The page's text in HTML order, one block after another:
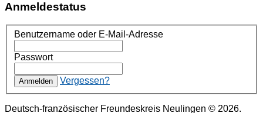
Anmeldestatus
Benutzername oder E-Mail-Adresse
Passwort
Vergessen?
Deutsch-französischer Freundeskreis Neulingen © 2026.